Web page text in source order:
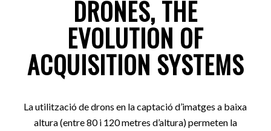
DRONES, THE
EVOLUTION OF
ACQUISITION SYSTEMS
La utilització de drons en la captació d’imatges a baixa
altura (entre 80 i 120 metres d’altura) permeten la